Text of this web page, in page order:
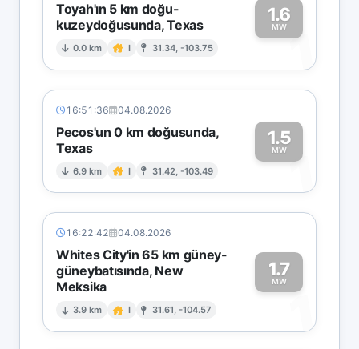
Toyah'ın 5 km doğu-
kuzeydoğusunda, Texas
0.0 km I 31.34, -103.75
1.6
MW1
16:51:36 04.08.2026
Pecos'un 0 km doğusunda,
Texas
6.9 km I 31.42, -103.49
1.5
MW1
16:22:42 04.08.2026
Whites City'in 65 km güney-
güneybatısında, New
Meksika
3.9 km I 31.61, -104.57
1.7
MW
1